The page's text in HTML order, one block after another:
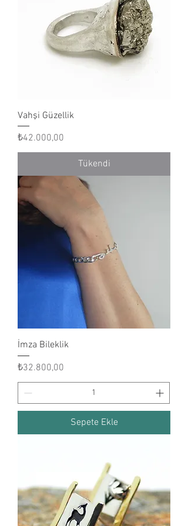
Vahşi Güzellik
Fiyat
₺42.000,00
Tükendi
İmza Bileklik
Fiyat
₺32.800,00
Sepete Ekle